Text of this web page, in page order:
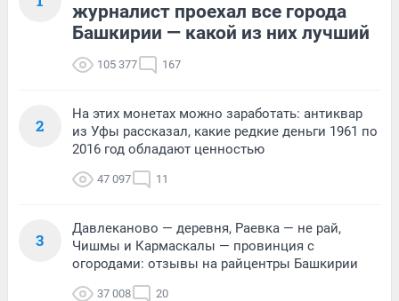
журналист проехал все города
Башкирии — какой из них лучший
105 377 167
2
На этих монетах можно заработать: антиквар
из Уфы рассказал, какие редкие деньги 1961 по
2016 год обладают ценностью
47 097 11
3
Давлеканово — деревня, Раевка — не рай,
Чишмы и Кармаскалы — провинция с
огородами: отзывы на райцентры Башкирии
37 008 20